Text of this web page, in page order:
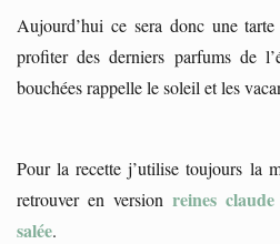
Aujourd’hui ce sera donc une
profiter des derniers parfums de
bouchées rappelle le soleil et les
Pour la recette j’utilise toujours la
retrouver en version reines
salée.